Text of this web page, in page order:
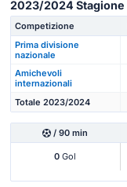
2023/2024 Stagione
Competizione
Prima divisione
nazionale
Amichevoli
internazionali
Totale 2023/2024
/ 90 min
0 Gol